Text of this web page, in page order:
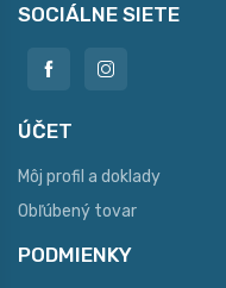
SOCIÁLNE SIETE
ÚČET
Môj profil a doklady
Obľúbený tovar
PODMIENKY